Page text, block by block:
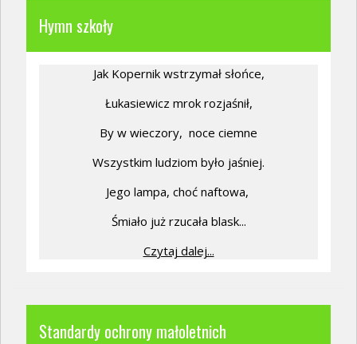
Hymn szkoły
Jak Kopernik wstrzymał słońce,
Łukasiewicz mrok rozjaśnił,
By w wieczory, noce ciemne
Wszystkim ludziom było jaśniej.
Jego lampa, choć naftowa,
Śmiało już rzucała blask...
Czytaj dalej...
Standardy ochrony małoletnich